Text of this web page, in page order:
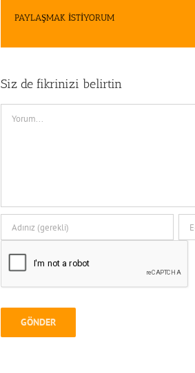
PAYLAŞMAK İSTİYORUM
Siz de fikrinizi belirtin
Comment